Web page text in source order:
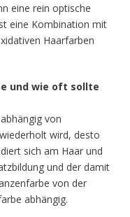
eine rein optische
eine Kombination mit
Haarfarben
und wie oft sollte
von
wird, desto
sich am Haar und
und der damit
von der
abhängig.